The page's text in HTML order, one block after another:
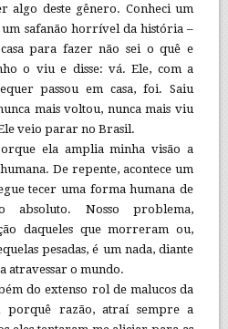
algo deste gênero. Conheci um
safanão horrível da história –
casa para fazer não sei o quê e
o viu e disse: vá. Ele, com a
passou em casa, foi. Saiu
mais voltou, nunca mais viu
veio parar no Brasil.
ela amplia minha visão a
De repente, acontece um
tecer uma forma humana de
Nosso problema,
daqueles que morreram ou,
pesadas, é um nada, diante
atravessar o mundo.
do extenso rol de malucos da
porquê razão, atraí sempre a